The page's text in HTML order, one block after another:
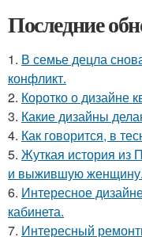
Последние
1. В семье децла
конфликт.
2. Коротко о дизайне
3. Какие дизайны
4. Как говорится, в
5. Жуткая история из
и выжившую женщину.
6. Интересное
кабинета.
7. Интересный